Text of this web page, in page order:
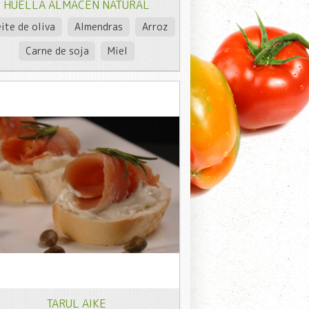
HUELLA ALMACÉN NATURAL
de oliva Almendras
Arroz
Carne de soja
Miel
TARUL AIKE